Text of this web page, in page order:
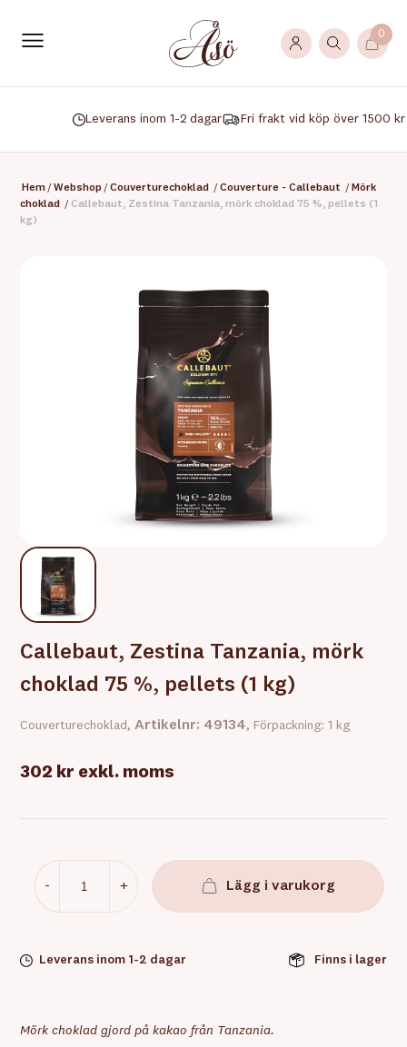
0
Leverans inom 1-2 dagar Fri frakt vid köp över 1500 kr
Hem / Webshop / Couverturechoklad / Couverture - Callebaut / Mörk
choklad
/ Callebaut, Zestina Tanzania, mörk choklad 75 %, pellets (1
kg)
Callebaut, Zestina Tanzania, mörk
choklad 75 %, pellets (1 kg)
Couverturechoklad,Artikelnr: 49134, Förpackning: 1 kg
302 kr exkl. moms
- + Lägg i varukorg
Leverans inom 1-2 dagar Finns i lager
Mörk choklad gjord på kakao från Tanzania.